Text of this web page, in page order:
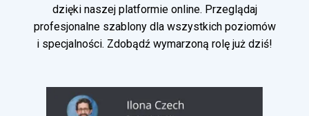
dzięki naszej platformie online. Przeglądaj
profesjonalne szablony dla wszystkich poziomów
i specjalności. Zdobądź wymarzoną rolę już dziś!